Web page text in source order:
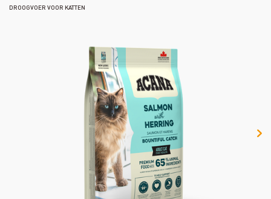
DROOGVOER VOOR KATTEN